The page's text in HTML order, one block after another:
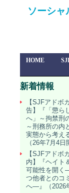
ソーシャ
HOME
新着情報
【SJFアドボ
告】『「懲ら
へ」～拘禁刑
～刑務所の内
実態から考え
（26年7月4日
【SJFアドボ
内】『ヘイト
可能性を開く
つ他者とのコ
へ―』（2026